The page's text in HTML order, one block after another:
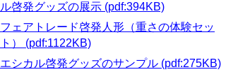
ル啓発グッズの展示 (pdf:394KB)
フェアトレード啓発人形（重さの体験セッ
ト） (pdf:1122KB)
エシカル啓発グッズのサンプル (pdf:275KB)